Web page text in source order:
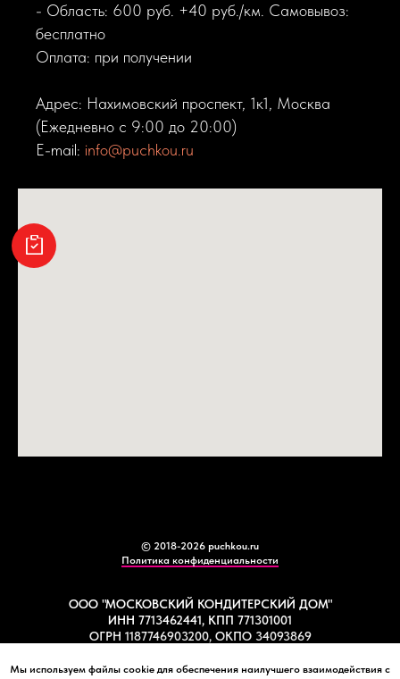
- Область: 600 руб. +40 руб./км. Самовывоз:
бесплатно
Оплата: при получении
Адрес: Нахимовский проспект, 1к1, Москва
(Ежедневно с 9:00 до 20:00)
E-mail: info@puchkou.ru
© 2018-2026 puchkou.ru
Политика конфиденциальности
ООО "МОСКОВСКИЙ КОНДИТЕРСКИЙ ДОМ"
ИНН 7713462441, КПП 771301001
ОГРН 1187746903200, ОКПО 34093869
Мы используем файлы cookie для обеспечения наилучшего взаимодействия с